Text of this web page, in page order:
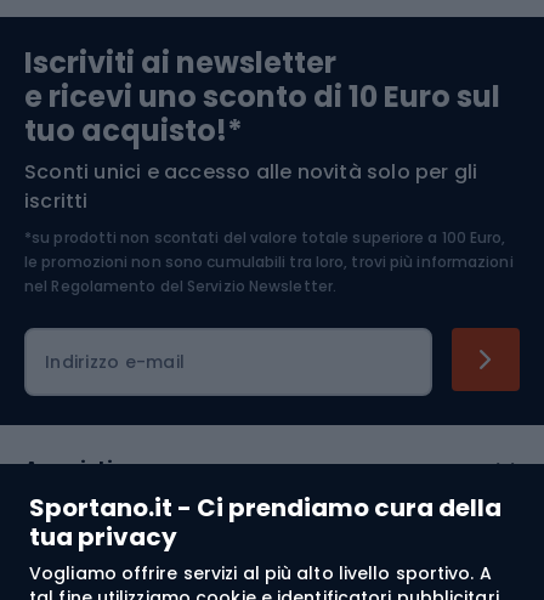
Sportano.it - Ci prendiamo cura della
tua privacy
Vogliamo offrire servizi al più alto livello sportivo. A
Abbigliamento da escursionismo
Componenti per biciclette
Arrampicata
Medicina dello sport
Abbigliamento ciclistico
Iscriviti ai newsletter
e ricevi uno sconto di 10 Euro sul
tuo acquisto!*
Sconti unici e accesso alle novità solo per gli
iscritti
*su prodotti non scontati del valore totale superiore a 100 Euro,
le promozioni non sono cumulabili tra loro, trovi più informazioni
nel Regolamento del Servizio Newsletter.
Indirizzo e-mail
Acquisti
Servizio clienti
Regolamento